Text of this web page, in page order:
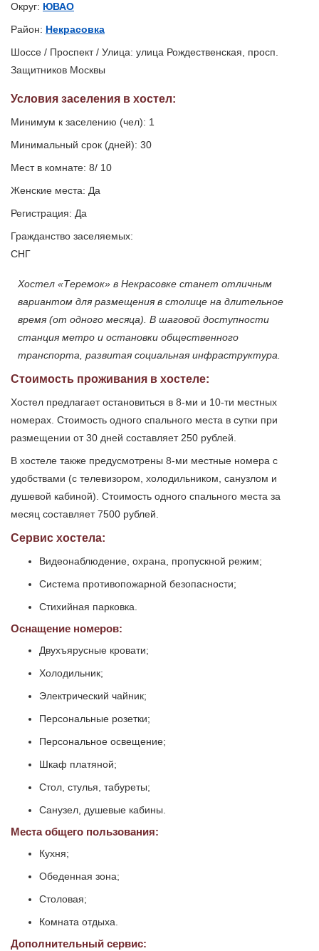
Округ: ЮВАО
Район: Некрасовка
Шоссе / Проспект / Улица: улица Рождественская, просп.
Защитников Москвы
Условия заселения в хостел:
Минимум к заселению (чел): 1
Минимальный срок (дней): 30
Мест в комнате: 8/ 10
Женские места: Да
Регистрация: Да
Гражданство заселяемых:
СНГ
Хостел «Теремок» в Некрасовке станет отличным
вариантом для размещения в столице на длительное
время (от одного месяца). В шаговой доступности
станция метро и остановки общественного
транспорта, развитая социальная инфраструктура.
Стоимость проживания в хостеле:
Хостел предлагает остановиться в 8-ми и 10-ти местных
номерах. Стоимость одного спального места в сутки при
размещении от 30 дней составляет 250 рублей.
В хостеле также предусмотрены 8-ми местные номера с
удобствами (с телевизором, холодильником, санузлом и
душевой кабиной). Стоимость одного спального места за
месяц составляет 7500 рублей.
Сервис хостела:
Видеонаблюдение, охрана, пропускной режим;
Система противопожарной безопасности;
Стихийная парковка.
Оснащение номеров:
Двухъярусные кровати;
Холодильник;
Электрический чайник;
Персональные розетки;
Персональное освещение;
Шкаф платяной;
Стол, стулья, табуреты;
Санузел, душевые кабины.
Места общего пользования:
Кухня;
Обеденная зона;
Столовая;
Комната отдыха.
Дополнительный сервис: